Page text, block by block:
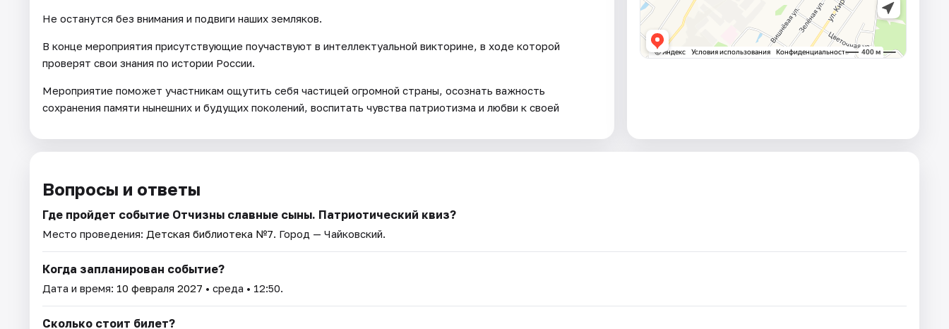
Не останутся без внимания и подвиги наших земляков.
В конце мероприятия присутствующие поучаствуют в интеллектуальной викторине, в ходе которой
проверят свои знания по истории России.
Мероприятие поможет участникам ощутить себя частицей огромной страны, осознать важность
сохранения памяти нынешних и будущих поколений, воспитать чувства патриотизма и любви к своей
Вопросы и ответы
Где пройдет событие Отчизны славные сыны. Патриотический квиз?
Место проведения: Детская библиотека №7. Город — Чайковский.
Когда запланирован событие?
Дата и время: 10 февраля 2027 • среда • 12:50.
Сколько стоит билет?